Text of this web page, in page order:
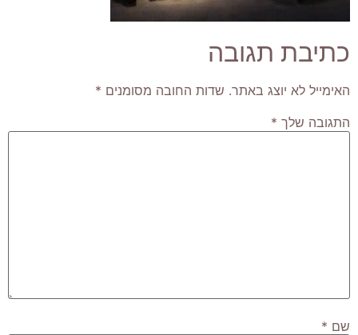
כתיבת תגובה
האימייל לא יוצג באתר. שדות החובה מסומנים *
התגובה שלך *
שם *